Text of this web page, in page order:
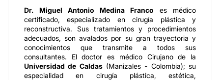
Dr. Miguel Antonio Medina Franco es médico
certificado, especializado en cirugía plástica y
reconstructiva. Sus tratamientos y procedimientos
adecuados, son avalados por su gran trayectoria y
conocimientos que transmite a todos sus
consultantes. El doctor es médico Cirujano de la
Universidad de Caldas(Manizales - Colombia); su
especialidad en cirugía plástica, estética,